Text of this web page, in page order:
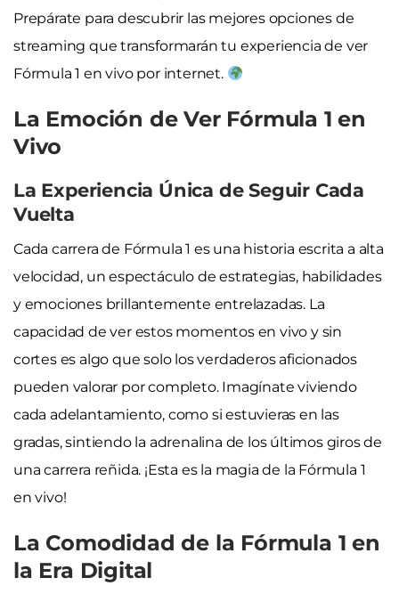
Prepárate para descubrir las mejores opciones de
streaming que transformarán tu experiencia de ver
Fórmula 1 en vivo por internet.
La Emoción de Ver Fórmula 1 en
Vivo
La Experiencia Única de Seguir Cada
Vuelta
Cada carrera de Fórmula 1 es una historia escrita a alta
velocidad, un espectáculo de estrategias, habilidades
y emociones brillantemente entrelazadas. La
capacidad de ver estos momentos en vivo y sin
cortes es algo que solo los verdaderos aficionados
pueden valorar por completo. Imagínate viviendo
cada adelantamiento, como si estuvieras en las
gradas, sintiendo la adrenalina de los últimos giros de
una carrera reñida. ¡Esta es la magia de la Fórmula 1
en vivo!
La Comodidad de la Fórmula 1 en
la Era Digital